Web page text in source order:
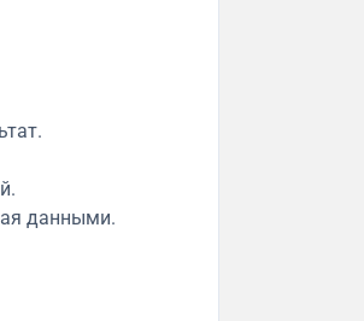
данными.